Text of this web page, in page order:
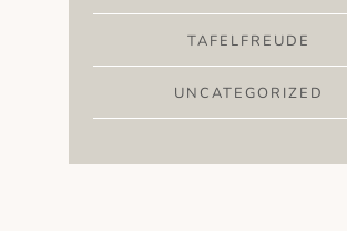
TAFELFREUDE
UNCATEGORIZED